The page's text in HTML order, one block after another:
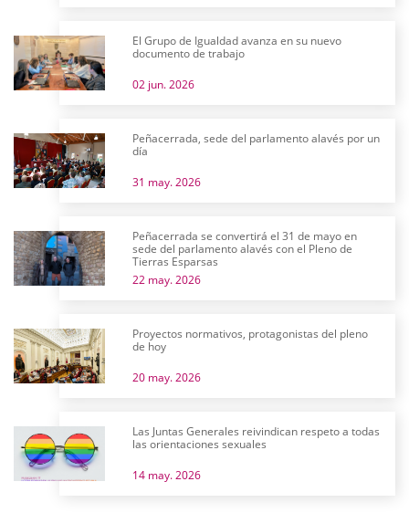
El Grupo de Igualdad avanza en su nuevo
documento de trabajo
02 jun. 2026
Peñacerrada, sede del parlamento alavés por un
día
31 may. 2026
Peñacerrada se convertirá el 31 de mayo en
sede del parlamento alavés con el Pleno de
Tierras Esparsas
22 may. 2026
Proyectos normativos, protagonistas del pleno
de hoy
20 may. 2026
Las Juntas Generales reivindican respeto a todas
las orientaciones sexuales
14 may. 2026